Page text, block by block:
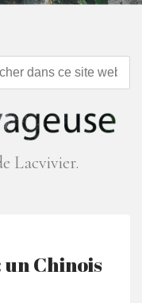
Lacvivier.
Chinois